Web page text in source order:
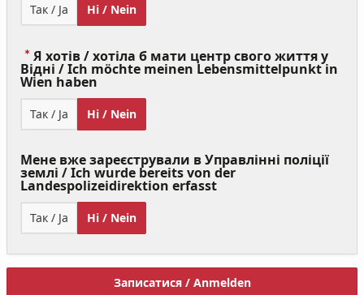
Так / Ja Ні / Nein
Я хотів / хотіла б мати центр свого життя у
Відні / Ich möchte meinen Lebensmittelpunkt in
Wien haben
Required)
Так / Ja Ні / Nein
Мене вже зареєстрували в Управлінні поліції
землі / Ich wurde bereits von der
Landespolizeidirektion erfasst
Так / Ja Ні / Nein
Записатися / Anmelden